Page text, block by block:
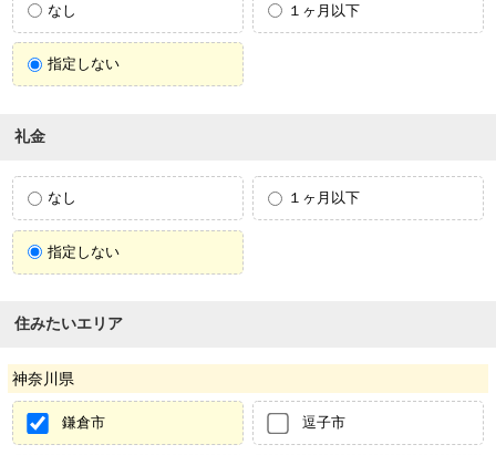
なし １ヶ月以下
指定しない
礼金
なし １ヶ月以下
指定しない
住みたいエリア
神奈川県
鎌倉市 逗子市